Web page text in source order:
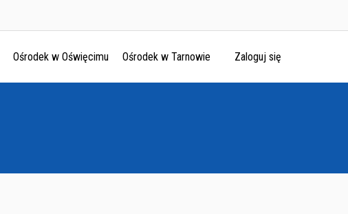
Ośrodek w Oświęcimu Ośrodek w Tarnowie Zaloguj się